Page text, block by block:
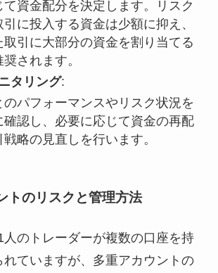
て資金配分を決定します。リスク
に投入する資金は少額に抑え、
取引に大部分の資金を割り当てる
されます。
タリング:
のパフォーマンスやリスク状況を
確認し、必要に応じて資金の再配
略の見直しを行います。
トのリスクと管理方法
人のトレーダーが複数の口座を持
ていますが、多重アカウントの